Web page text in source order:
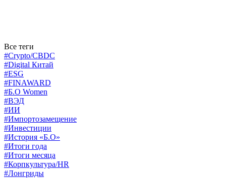
Все теги
#Crypto/CBDC
#Digital Китай
#ESG
#FINAWARD
#Б.О Women
#ВЭД
#ИИ
#Импортозамещение
#Инвестиции
#История «Б.О»
#Итоги года
#Итоги месяца
#Корпкультура/HR
#Лонгриды